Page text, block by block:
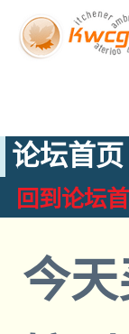
论坛首页
回到论坛
今